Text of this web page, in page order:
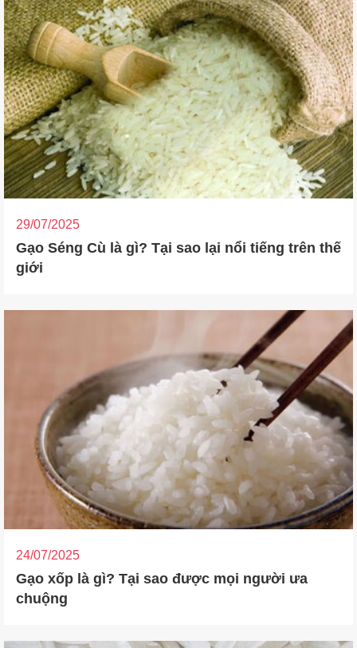
29/07/2025
Gạo Séng Cù là gì? Tại sao lại nổi tiếng trên thế
giới
24/07/2025
Gạo xốp là gì? Tại sao được mọi người ưa
chuộng